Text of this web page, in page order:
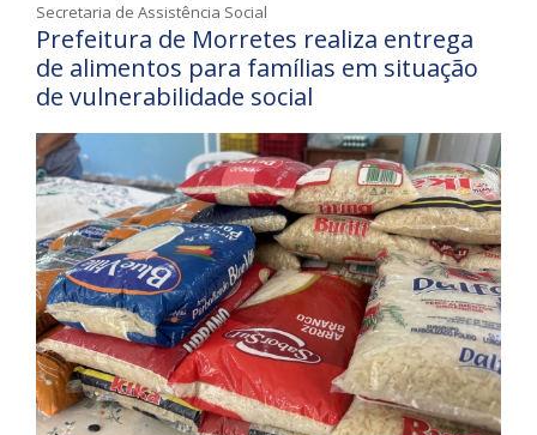
Secretaria de Assistência Social
Prefeitura de Morretes realiza entrega
de alimentos para famílias em situação
de vulnerabilidade social